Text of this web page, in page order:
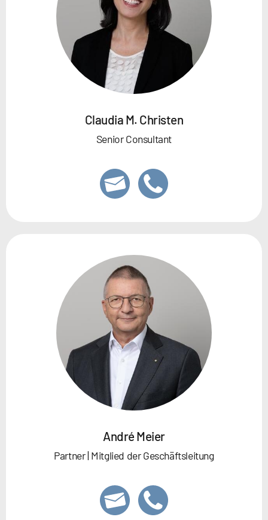
Claudia M. Christen
Senior Consultant
André Meier
Partner | Mitglied der Geschäftsleitung